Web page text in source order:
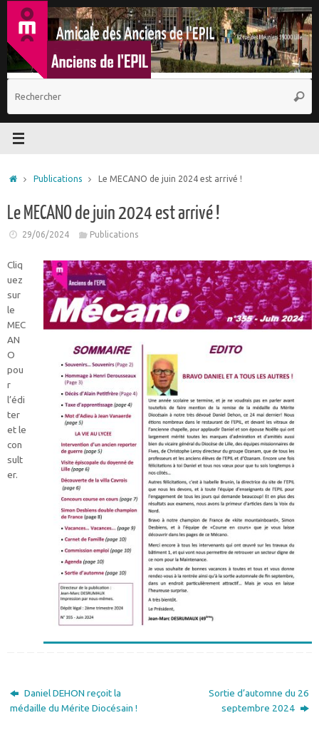
Passer
contenu
:
Accueil
Publications Le MECANO de juin 2024 est arrivé !
Le MECANO de juin 2024 est arrivé !
29/06/2024 Publications
Cliq
uez
sur
le
MEC
AN
O
pou
r
l’édi
ter
et le
con
sult
er.
Daniel DEHON reçoit la
médaille du Mérite Diocésain !
Sortie d’automne du 26
septembre 2024